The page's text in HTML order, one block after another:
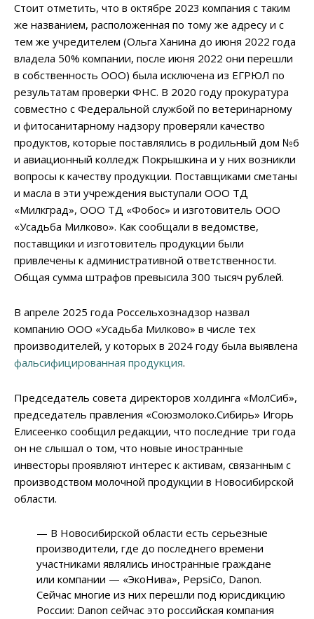
Стоит отметить, что в октябре 2023 компания с таким
же названием, расположенная по тому же адресу и с
тем же учредителем (Ольга Ханина до июня 2022 года
владела 50% компании, после июня 2022 они перешли
в собственность ООО) была исключена из ЕГРЮЛ по
результатам проверки ФНС. В 2020 году прокуратура
совместно с Федеральной службой по ветеринарному
и фитосанитарному надзору проверяли качество
продуктов, которые поставлялись в родильный дом №6
и авиационный колледж Покрышкина и у них возникли
вопросы к качеству продукции. Поставщиками сметаны
и масла в эти учреждения выступали ООО ТД
«Милкград», ООО ТД «Фобос» и изготовитель ООО
«Усадьба Милково». Как сообщали в ведомстве,
поставщики и изготовитель продукции были
привлечены к административной ответственности.
Общая сумма штрафов превысила 300 тысяч рублей.
В апреле 2025 года Россельхознадзор назвал
компанию ООО «Усадьба Милково» в числе тех
производителей, у которых в 2024 году была выявлена
фальсифицированная продукция.
Председатель совета директоров холдинга «МолСиб»,
председатель правления «Союзмолоко.Сибирь» Игорь
Елисеенко сообщил редакции, что последние три года
он не слышал о том, что новые иностранные
инвесторы проявляют интерес к активам, связанным с
производством молочной продукции в Новосибирской
области.
— В Новосибирской области есть серьезные
производители, где до последнего времени
участниками являлись иностранные граждане
или компании — «ЭкоНива», PepsiCo, Danon.
Сейчас многие из них перешли под юрисдикцию
России: Danon сейчас это российская компания